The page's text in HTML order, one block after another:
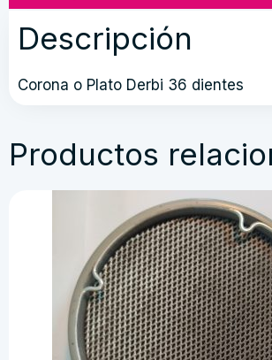
Descripción
Corona o Plato Derbi 36 dientes
Productos